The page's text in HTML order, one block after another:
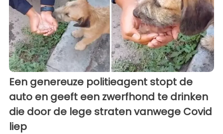
Een genereuze politieagent stopt de
auto en geeft een zwerfhond te drinken
die door de lege straten vanwege Covid
liep